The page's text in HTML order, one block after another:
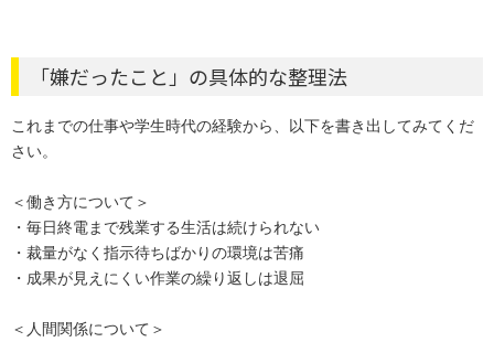
「嫌だったこと」の具体的な整理法
これまでの仕事や学生時代の経験から、以下を書き出してみてくだ
さい。
＜働き方について＞
・毎日終電まで残業する生活は続けられない
・裁量がなく指示待ちばかりの環境は苦痛
・成果が見えにくい作業の繰り返しは退屈
＜人間関係について＞